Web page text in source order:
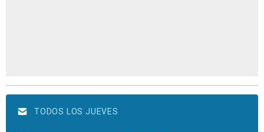
TODOS LOS JUEVES